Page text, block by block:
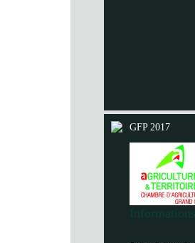
GFP 2017